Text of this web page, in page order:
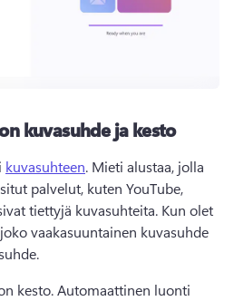
kuvasuhde ja kesto
kuvasuhteen. Mieti alustaa, jolla
palvelut, kuten YouTube,
tiettyjä kuvasuhteita. Kun olet
vaakasuuntainen kuvasuhde
kesto. Automaattinen luonti